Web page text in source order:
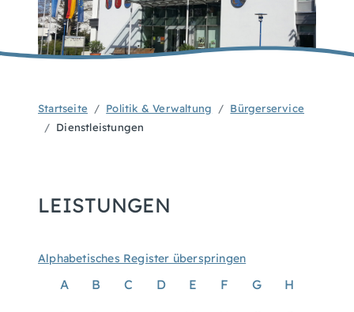
Startseite Politik & Verwaltung
Bürgerservice
Dienstleistungen
LEISTUNGEN
Alphabetisches Register überspringen
A B C D E F G H